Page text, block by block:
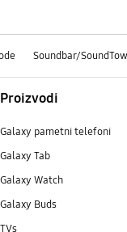
Soundbar/
Proizvodi
Galaxy pametni telefoni
Galaxy Tab
Galaxy Watch
Galaxy Buds
TVs